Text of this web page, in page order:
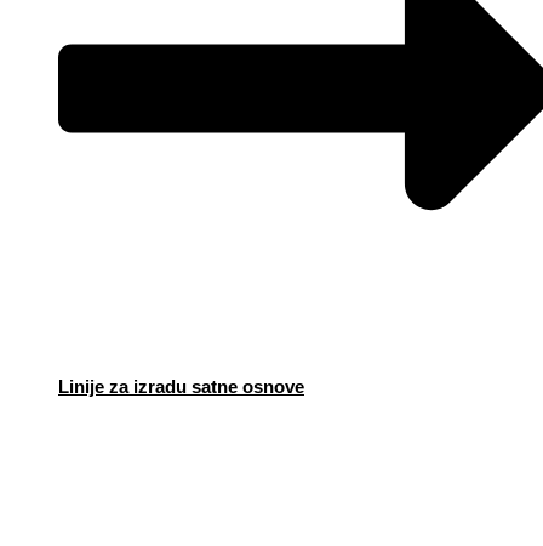
Linije za izradu satne osnove